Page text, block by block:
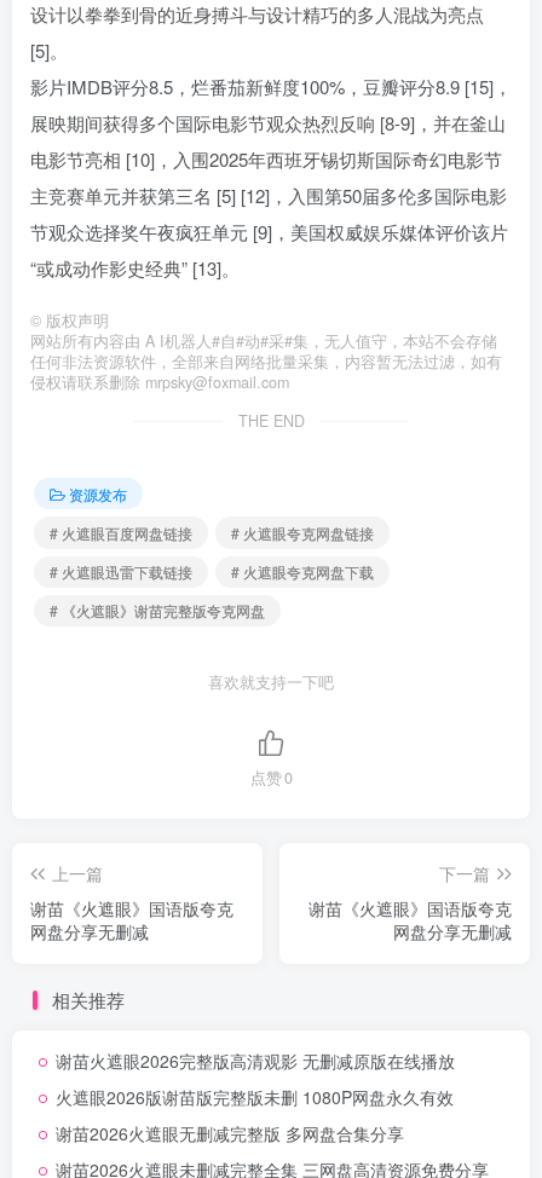
设计以拳拳到骨的近身搏斗与设计精巧的多人混战为亮点
[5]。
影片IMDB评分8.5，烂番茄新鲜度100%，豆瓣评分8.9 [15]，
展映期间获得多个国际电影节观众热烈反响 [8-9]，并在釜山
电影节亮相 [10]，入围2025年西班牙锡切斯国际奇幻电影节
主竞赛单元并获第三名 [5] [12]，入围第50届多伦多国际电影
节观众选择奖午夜疯狂单元 [9]，美国权威娱乐媒体评价该片
“或成动作影史经典” [13]。
© 版权声明
网站所有内容由 A I机器人#自#动#采#集，无人值守，本站不会存储
任何非法资源软件，全部来自网络批量采集，内容暂无法过滤，如有
侵权请联系删除 mrpsky@foxmail.com
THE END
资源发布
# 火遮眼百度网盘链接
# 火遮眼夸克网盘链接
# 火遮眼迅雷下载链接
# 火遮眼夸克网盘下载
# 《火遮眼》谢苗完整版夸克网盘
喜欢就支持一下吧
点赞0
上一篇
谢苗《火遮眼》国语版夸克
网盘分享无删减
下一篇
谢苗《火遮眼》国语版夸克
网盘分享无删减
相关推荐
谢苗火遮眼2026完整版高清观影 无删减原版在线播放
火遮眼2026版谢苗版完整版未删 1080P网盘永久有效
谢苗2026火遮眼无删减完整版 多网盘合集分享
谢苗2026火遮眼未删减完整全集 三网盘高清资源免费分享